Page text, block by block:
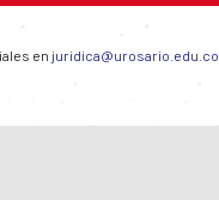
en juridica@urosario.edu.co